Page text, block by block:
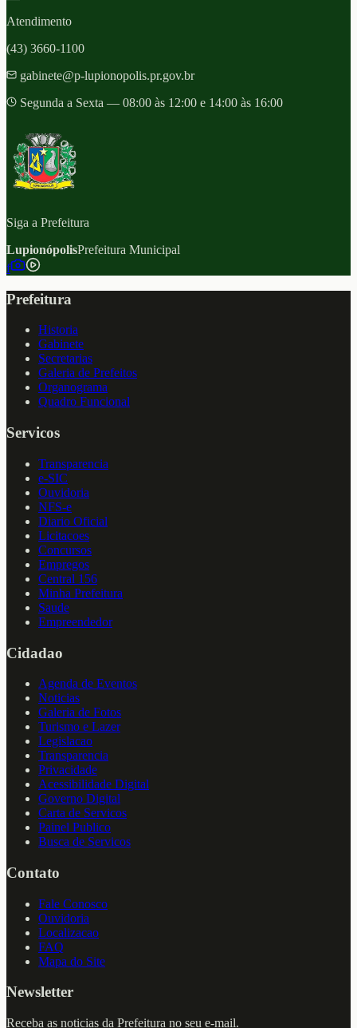
Atendimento
(43) 3660-1100
gabinete@p-lupionopolis.pr.gov.br
Segunda a Sexta — 08:00 às 12:00 e 14:00 às 16:00
Siga a Prefeitura
LupionópolisPrefeitura Municipal
f
Prefeitura
Historia
Gabinete
Secretarias
Galeria de Prefeitos
Organograma
Quadro Funcional
Servicos
Transparencia
e-SIC
Ouvidoria
NFS-e
Diario Oficial
Licitacoes
Concursos
Empregos
Central 156
Minha Prefeitura
Saude
Empreendedor
Cidadao
Agenda de Eventos
Noticias
Galeria de Fotos
Turismo e Lazer
Legislacao
Transparencia
Privacidade
Acessibilidade Digital
Governo Digital
Carta de Servicos
Painel Publico
Busca de Servicos
Contato
Fale Conosco
Ouvidoria
Localizacao
FAQ
Mapa do Site
Newsletter
Receba as noticias da Prefeitura no seu e-mail.